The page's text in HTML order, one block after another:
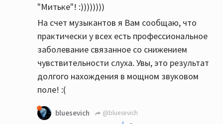
"Митьке"! :))))))))
На счет музыкантов я Вам сообщаю, что
практически у всех есть профессиональное
заболевание связанное со снижением
чувствительности слуха. Увы, это результат
долгого нахождения в мощном звуковом
поле! :(
bluesevich
@bluesevich